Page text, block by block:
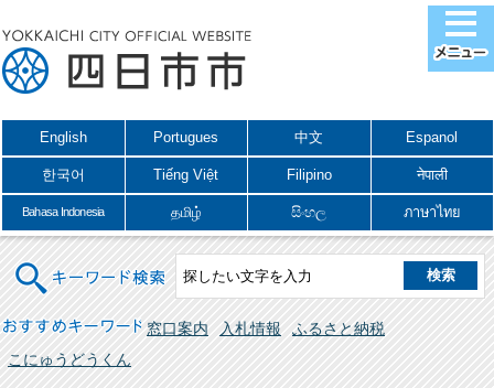
English Portugues 中文 Espanol
한국어 Tiếng Việt Filipino नेपाली
Bahasa Indonesia தமிழ் සිංහල ภาษาไทย
キーワード検索
おすすめキーワード 窓口案内 入札情報
ふるさと納税
こにゅうどうくん